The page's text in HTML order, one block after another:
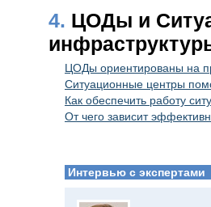
4. ЦОДы и
ЦОДы ориентированы на
Ситуационные центры
Как обеспечить работу
От чего зависит
Интервью с экспертами